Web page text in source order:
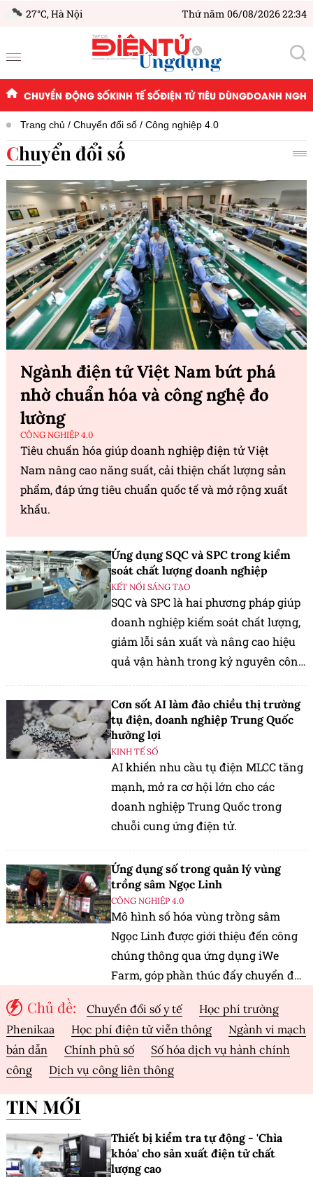
27°C,Hà Nội Thứ năm 06/08/2026 22:34
CHUYỂN ĐỘNG SỐKINH TẾ SỐĐIỆN TỬ TIÊU DÙNGDOANH
Trang chủ Chuyển đổi số Công nghiệp 4.0
Chuyển đổi số
Ngành điện tử Việt Nam bứt phá
nhờ chuẩn hóa và công nghệ đo
lường
CÔNG NGHIỆP 4.0
Tiêu chuẩn hóa giúp doanh nghiệp điện tử Việt
Nam nâng cao năng suất, cải thiện chất lượng sản
phẩm, đáp ứng tiêu chuẩn quốc tế và mở rộng xuất
khẩu.
Ứng dụng SQC và SPC trong kiểm
soát chất lượng doanh nghiệp
KẾT NỐI SÁNG TẠO
SQC và SPC là hai phương pháp giúp
doanh nghiệp kiểm soát chất lượng,
giảm lỗi sản xuất và nâng cao hiệu
quả vận hành trong kỷ nguyên công
Cơn sốt AI làm đảo chiều thị trường
tụ điện, doanh nghiệp Trung Quốc
hưởng lợi
KINH TẾ SỐ
AI khiến nhu cầu tụ điện MLCC tăng
mạnh, mở ra cơ hội lớn cho các
doanh nghiệp Trung Quốc trong
chuỗi cung ứng điện tử.
Ứng dụng số trong quản lý vùng
trồng sâm Ngọc Linh
CÔNG NGHIỆP 4.0
Mô hình số hóa vùng trồng sâm
Ngọc Linh được giới thiệu đến công
chúng thông qua ứng dụng iWe
Farm, góp phần thúc đẩy chuyển đổi
Chủ đề: Chuyển đổi số y tế
Học phí trường
Phenikaa
Học phí điện tử viễn thông
Ngành vi mạch
bán dẫn
Chính phủ số
Số hóa dịch vụ hành chính
công
Dịch vụ công liên thông
TIN MỚI
Thiết bị kiểm tra tự động - 'Chìa
khóa' cho sản xuất điện tử chất
lượng cao